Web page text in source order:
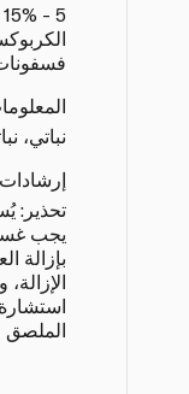
نباتي،
تحذير:
يجب
بإزالة
الملصق